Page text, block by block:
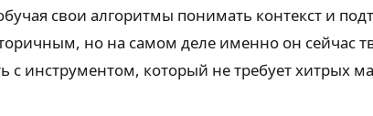
свои алгоритмы понимать контекст и
но на самом деле именно он сейчас
с инструментом, который не требует хитрых